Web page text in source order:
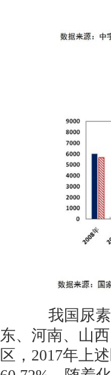
我国尿素产
东、河南、山
区，2017年上